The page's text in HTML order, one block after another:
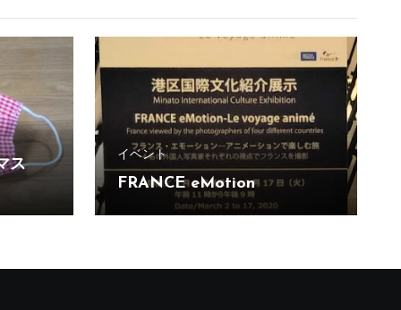
ス
イベント
FRANCE eMotion